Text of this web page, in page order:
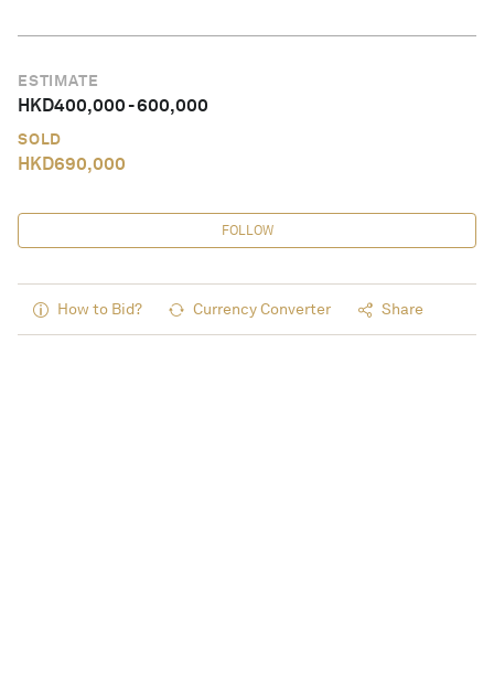
ESTIMATE
HKD400,000-600,000
SOLD
HKD690,000
FOLLOW
How to Bid? Currency Converter Share